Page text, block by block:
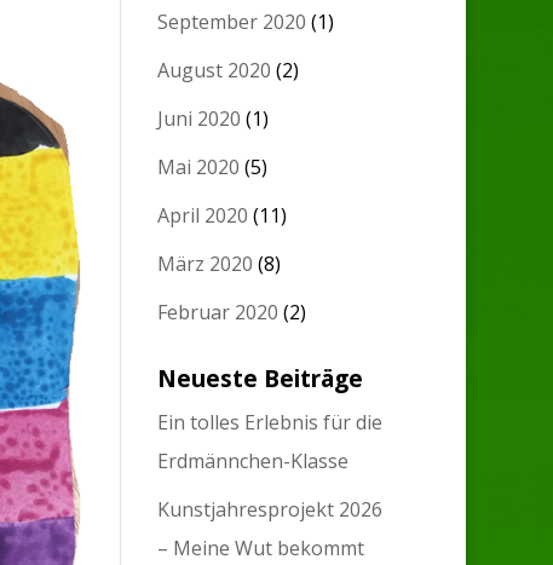
September 2020 (1)
August 2020 (2)
Juni 2020 (1)
Mai 2020 (5)
April 2020 (11)
März 2020 (8)
Februar 2020 (2)
Neueste Beiträge
Ein tolles Erlebnis für die
Erdmännchen-Klasse
Kunstjahresprojekt 2026
– Meine Wut bekommt